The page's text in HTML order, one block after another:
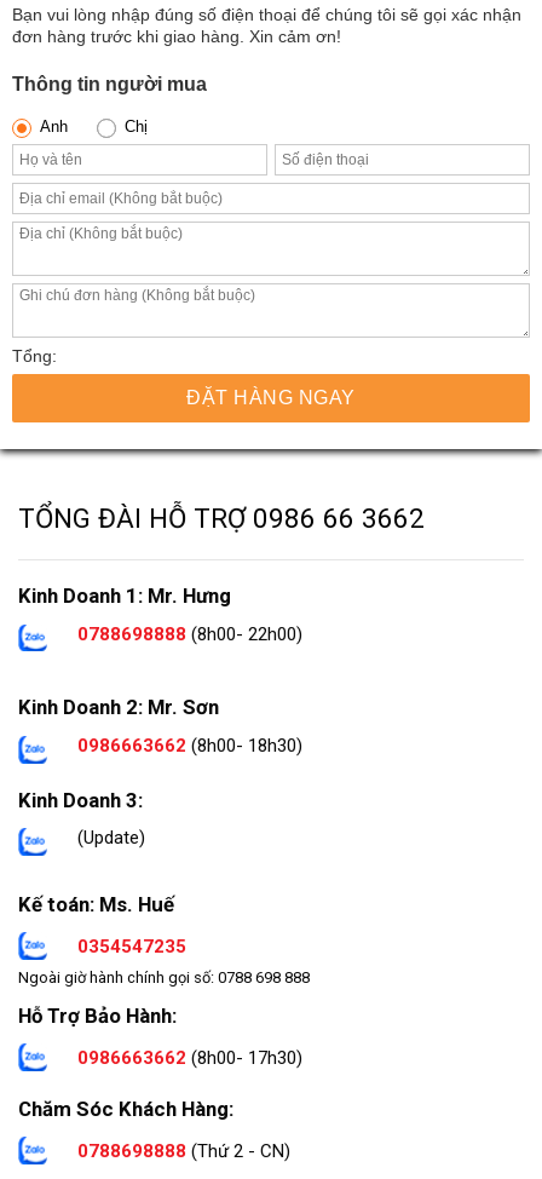
Bạn vui lòng nhập đúng số điện thoại để chúng tôi sẽ gọi xác nhận
đơn hàng trước khi giao hàng. Xin cảm ơn!
Thông tin người mua
Anh Chị
Tổng:
ĐẶT HÀNG NGAY
TỔNG ĐÀI HỖ TRỢ 0986 66 3662
Kinh Doanh 1: Mr. Hưng
0788698888 (8h00- 22h00)
Kinh Doanh 2: Mr. Sơn
0986663662 (8h00- 18h30)
Kinh Doanh 3:
(Update)
Kế toán: Ms. Huế
0354547235
Ngoài giờ hành chính gọi số: 0788 698 888
Hỗ Trợ Bảo Hành:
0986663662 (8h00- 17h30)
Chăm Sóc Khách Hàng:
0788698888 (Thứ 2 - CN)